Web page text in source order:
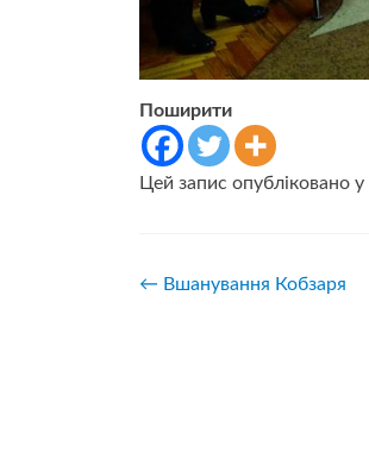
Поширити
Цей запис опубліковано у
Навігація
← Вшанування Кобзаря